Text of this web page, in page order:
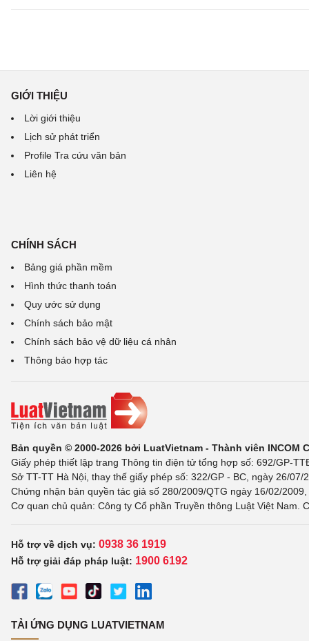
GIỚI THIỆU
Lời giới thiệu
Lịch sử phát triển
Profile Tra cứu văn bản
Liên hệ
CHÍNH SÁCH
Bảng giá phần mềm
Hình thức thanh toán
Quy ước sử dụng
Chính sách bảo mật
Chính sách bảo vệ dữ liệu cá nhân
Thông báo hợp tác
Bản quyền © 2000-2026 bởi LuatVietnam - Thành viên INCOM
Giấy phép thiết lập trang Thông tin điện tử tổng hợp số: 692/GP-
Sở TT-TT Hà Nội, thay thế giấy phép số: 322/GP - BC, ngày 26/
Chứng nhận bản quyền tác giả số 280/2009/QTG ngày 16/02/
Cơ quan chủ quản: Công ty Cổ phần Truyền thông Luật Việt Nam.
Hỗ trợ về dịch vụ: 0938 36 1919
Hỗ trợ giải đáp pháp luật: 1900 6192
TẢI ỨNG DỤNG LUATVIETNAM